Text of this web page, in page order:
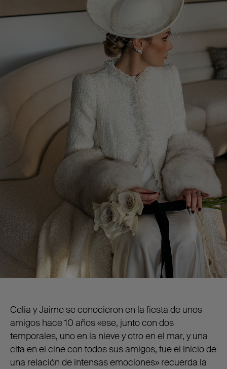
Celia y Jaime se conocieron en la fiesta de unos
amigos hace 10 años «ese, junto con dos
temporales, uno en la nieve y otro en el mar, y una
cita en el cine con todos sus amigos, fue el inicio de
una relación de intensas emociones» recuerda la